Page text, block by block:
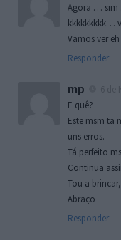
Agora … sim
kkkkkkkkk…
Vamos ver
Responder
mp
E quê?
Este msm ta
uns erros.
Tá perfeito
Continua
Tou a
Abraço
Responder